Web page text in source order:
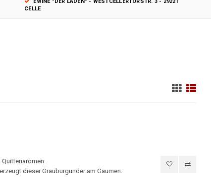
CELLE
dieser Grauburgunder am Gaumen.